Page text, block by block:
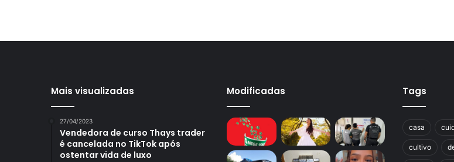
Mais visualizadas
27/04/2023
Vendedora de curso Thays trader
é cancelada no TikTok após
ostentar vida de luxo
Modificadas Tags
casa
cultivo